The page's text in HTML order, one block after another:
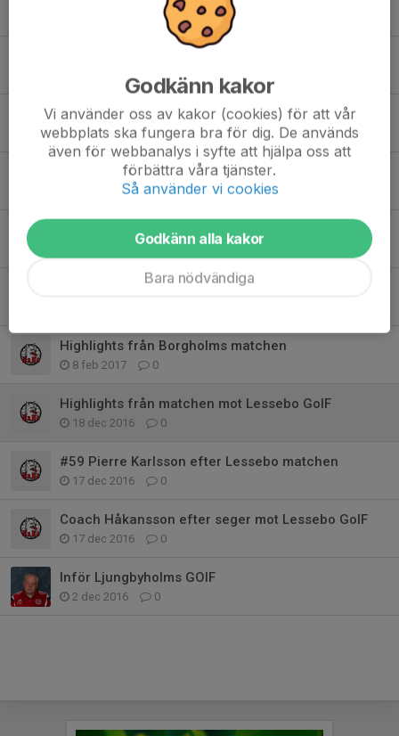
0
3 sep 2018
Sommar
13 jun 2018 0
Klart med tränare till herrlaget!
15 maj 2017 0
Säsongssummering 16/17
0
Två tunga förluster
Highlights från Borgholms matchen
8 feb 2017 0
Highlights från matchen mot Lessebo GoIF
18 dec 2016 0
#59 Pierre Karlsson efter Lessebo matchen
17 dec 2016 0
Coach Håkansson efter seger mot Lessebo GoIF
17 dec 2016 0
Inför Ljungbyholms GOIF
2 dec 2016 0
Godkänn kakor
Vi använder oss av kakor (cookies) för att vår
webbplats ska fungera bra för dig. De används
även för webbanalys i syfte att hjälpa oss att
förbättra våra tjänster.
Så använder vi cookies
Godkänn alla kakor
Bara nödvändiga